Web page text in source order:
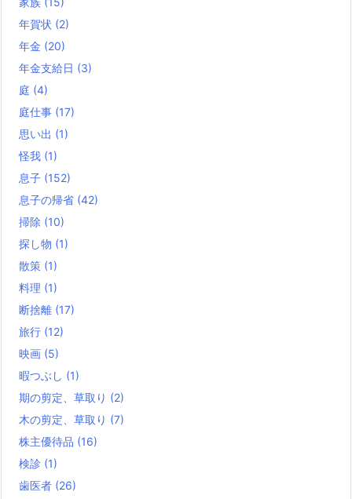
年賀状 (2)
年金 (20)
年金支給日 (3)
庭 (4)
庭仕事 (17)
思い出 (1)
怪我 (1)
息子 (152)
息子の帰省 (42)
掃除 (10)
探し物 (1)
散策 (1)
料理 (1)
断捨離 (17)
旅行 (12)
映画 (5)
暇つぶし (1)
期の剪定、草取り (2)
木の剪定、草取り (7)
株主優待品 (16)
検診 (1)
歯医者 (26)